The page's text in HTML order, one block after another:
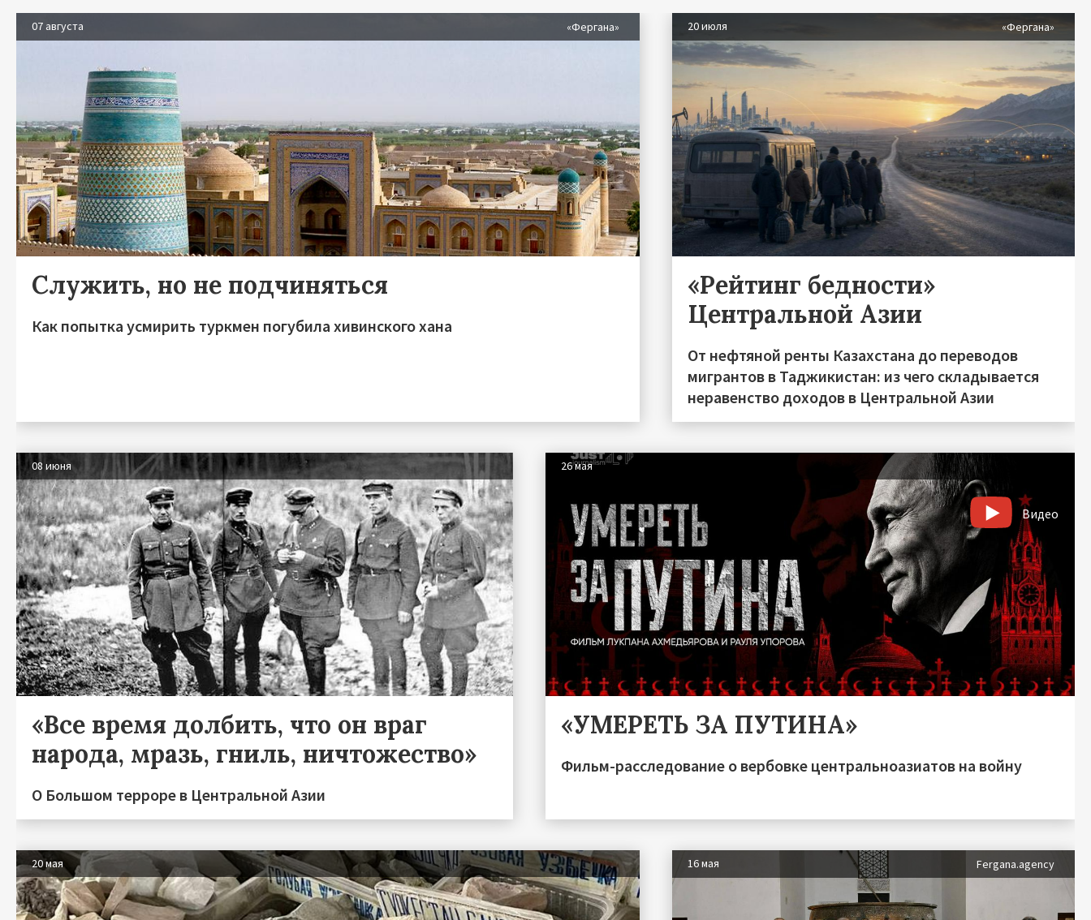
07 августа «Фергана»
Служить, но не подчиняться
Как попытка усмирить туркмен погубила хивинского хана
20 июля «Фергана»
«Рейтинг бедности»
Центральной Азии
От нефтяной ренты Казахстана до переводов
мигрантов в Таджикистан: из чего складывается
неравенство доходов в Центральной Азии
08 июня
«Все время долбить, что он враг
народа, мразь, гниль, ничтожество»
О Большом терроре в Центральной Азии
26 мая
Видео
«УМЕРЕТЬ ЗА ПУТИНА»
Фильм-расследование о вербовке центральноазиатов на войну
20 мая 16 мая Fergana.agency